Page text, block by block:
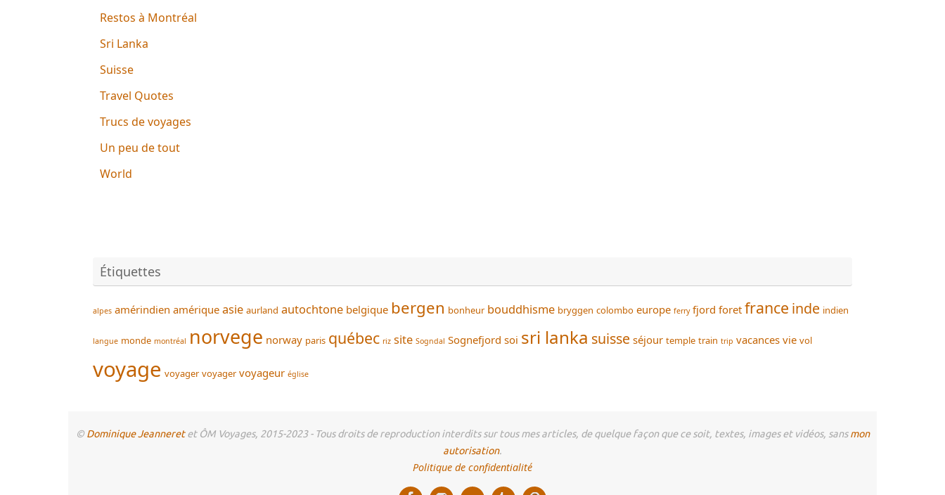
Restos à Montréal
Sri Lanka
Suisse
Travel Quotes
Trucs de voyages
Un peu de tout
World
Étiquettes
alpes amérindien amérique asie aurland autochtone belgique bergen bonheur bouddhisme bryggen colombo europe ferry fjord foret france inde indien
langue monde montréal norvege norway paris québec riz site Sogndal Sognefjord soi sri lanka suisse séjour temple train trip vacances vie vol
voyage voyager voyager voyageur église
© Dominique Jeanneretet ÔM Voyages, 2015-2023 - Tous droits de reproduction interdits sur tous mes articles, de quelque façon que ce soit, textes, images et vidéos, sansmon
autorisation.
Politique de confidentialité